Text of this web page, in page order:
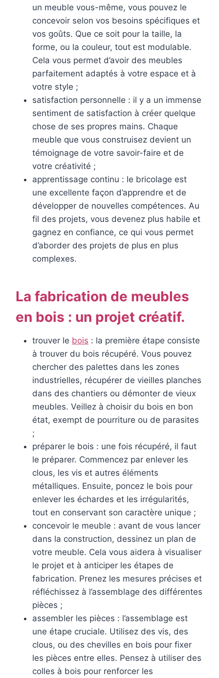
un meuble vous-même, vous pouvez le
concevoir selon vos besoins spécifiques et
vos goûts. Que ce soit pour la taille, la
forme, ou la couleur, tout est modulable.
Cela vous permet d’avoir des meubles
parfaitement adaptés à votre espace et à
votre style ;
satisfaction personnelle : il y a un immense
sentiment de satisfaction à créer quelque
chose de ses propres mains. Chaque
meuble que vous construisez devient un
témoignage de votre savoir-faire et de
votre créativité ;
apprentissage continu : le bricolage est
une excellente façon d’apprendre et de
développer de nouvelles compétences. Au
fil des projets, vous devenez plus habile et
gagnez en confiance, ce qui vous permet
d’aborder des projets de plus en plus
complexes.
La fabrication de meubles
en bois : un projet créatif.
trouver le bois : la première étape consiste
à trouver du bois récupéré. Vous pouvez
chercher des palettes dans les zones
industrielles, récupérer de vieilles planches
dans des chantiers ou démonter de vieux
meubles. Veillez à choisir du bois en bon
état, exempt de pourriture ou de parasites
;
préparer le bois : une fois récupéré, il faut
le préparer. Commencez par enlever les
clous, les vis et autres éléments
métalliques. Ensuite, poncez le bois pour
enlever les échardes et les irrégularités,
tout en conservant son caractère unique ;
concevoir le meuble : avant de vous lancer
dans la construction, dessinez un plan de
votre meuble. Cela vous aidera à visualiser
le projet et à anticiper les étapes de
fabrication. Prenez les mesures précises et
réfléchissez à l’assemblage des différentes
pièces ;
assembler les pièces : l’assemblage est
une étape cruciale. Utilisez des vis, des
clous, ou des chevilles en bois pour fixer
les pièces entre elles. Pensez à utiliser des
colles à bois pour renforcer les